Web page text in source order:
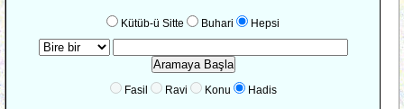
Kütüb-ü Sitte Buhari Hepsi
Fasil Ravi Konu Hadis